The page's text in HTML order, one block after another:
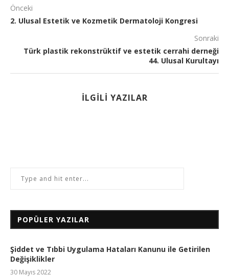
Önceki
2. Ulusal Estetik ve Kozmetik Dermatoloji Kongresi
Sonraki
Türk plastik rekonstrüktif ve estetik cerrahi derneği
44. Ulusal Kurultayı
İLGILI YAZILAR
POPÜLER YAZILAR
Şiddet ve Tıbbi Uygulama Hataları Kanunu ile Getirilen
Değişiklikler
30 Mayıs 2022